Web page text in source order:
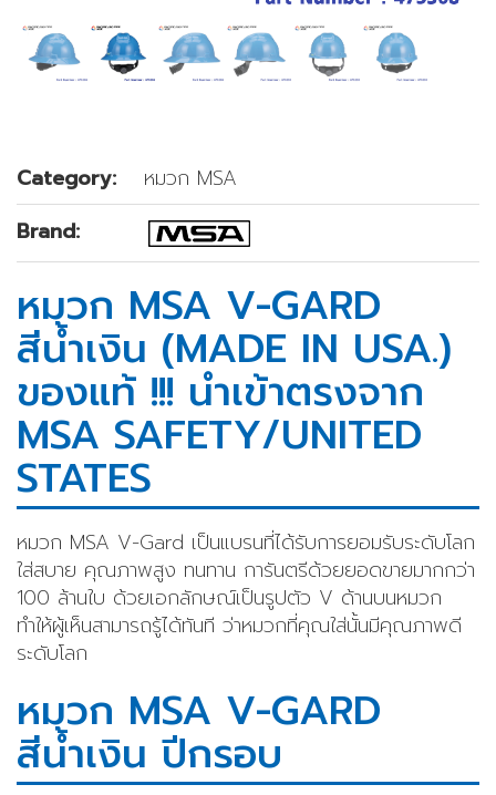
Category:
หมวก MSA
Brand:
หมวก MSA V-GARD
สีน้ำเงิน (MADE IN USA.)
ของแท้ !!! นำเข้าตรงจาก
MSA SAFETY/UNITED
STATES
หมวก MSA V-Gard เป็นแบรนที่ได้รับการยอมรับระดับโลก
ใส่สบาย คุณภาพสูง ทนทาน การันตรีด้วยยอดขายมากกว่า
100 ล้านใบ ด้วยเอกลักษณ์เป็นรูปตัว V ด้านบนหมวก
ทำให้ผู้เห็นสามารถรู้ได้ทันที ว่าหมวกที่คุณใส่นั้นมีคุณภาพดี
ระดับโลก
หมวก MSA V-GARD
สีน้ำเงิน ปีกรอบ